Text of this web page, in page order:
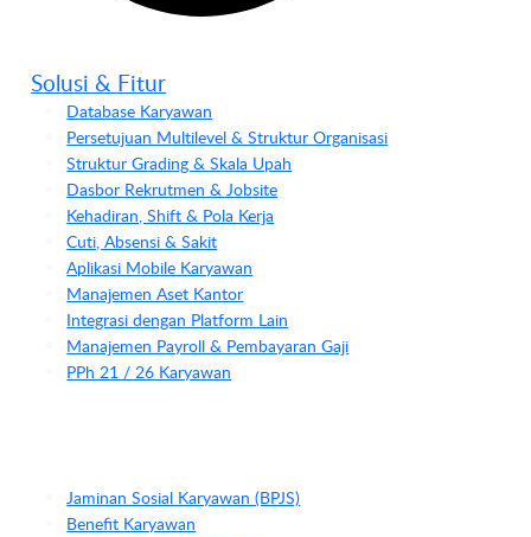
Solusi & Fitur
Database Karyawan
Persetujuan Multilevel & Struktur Organisasi
Struktur Grading & Skala Upah
Dasbor Rekrutmen & Jobsite
Kehadiran, Shift & Pola Kerja
Cuti, Absensi & Sakit
Aplikasi Mobile Karyawan
Manajemen Aset Kantor
Integrasi dengan Platform Lain
Manajemen Payroll & Pembayaran Gaji
PPh 21 / 26 Karyawan
Jaminan Sosial Karyawan (BPJS)
Benefit Karyawan